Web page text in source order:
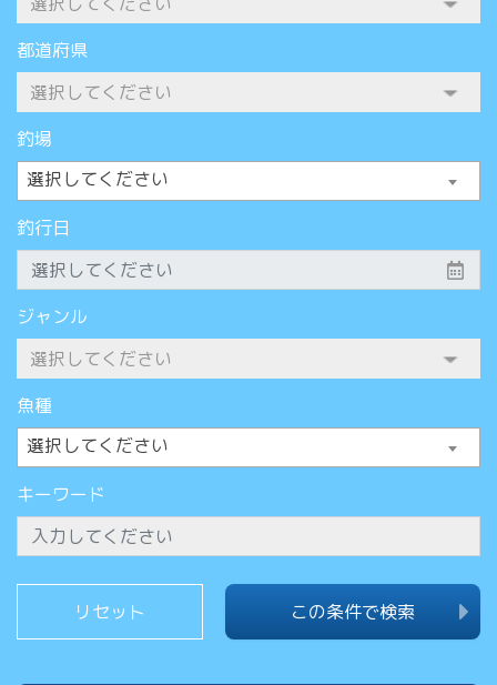
都道府県
釣場
選択してください
釣行日
ジャンル
魚種
選択してください
キーワード
この条件で検索